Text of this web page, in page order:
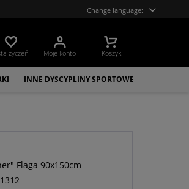
Change language:
życzeń Moje konto Koszyk
INNE DYSCYPLINY SPORTOWE
Flaga 90x150cm